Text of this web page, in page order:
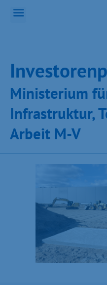
Ministeri­um
Infra­struk­tur,
Ar­beit M-V